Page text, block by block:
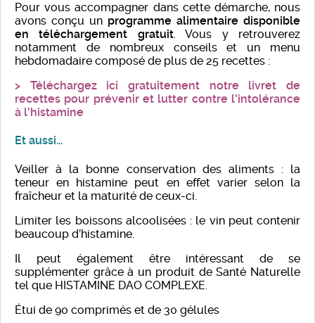
Pour vous accompagner dans cette démarche, nous
avons conçu un programme alimentaire disponible
en téléchargement gratuit. Vous y retrouverez
notamment de nombreux conseils et un menu
hebdomadaire composé de plus de 25 recettes :
> Téléchargez ici gratuitement notre livret de
recettes pour prévenir et lutter contre l'intolérance
à l'histamine
Et aussi...
Veiller à la bonne conservation des aliments : la
teneur en histamine peut en effet varier selon la
fraîcheur et la maturité de ceux-ci.
Limiter les boissons alcoolisées : le vin peut contenir
beaucoup d’histamine.
Il peut également être intéressant de se
supplémenter grâce à un produit de Santé Naturelle
tel que HISTAMINE DAO COMPLEXE.
Étui de 90 comprimés et de 30 gélules